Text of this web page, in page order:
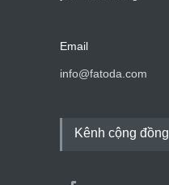
Email
info@fatoda.com
Kênh cộng đồng